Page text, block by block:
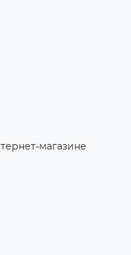
магазине